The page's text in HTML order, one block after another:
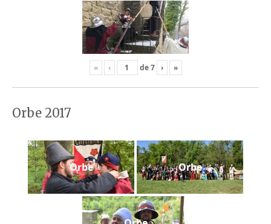
« ‹ de7 › »
Orbe 2017
Orbe Orbe